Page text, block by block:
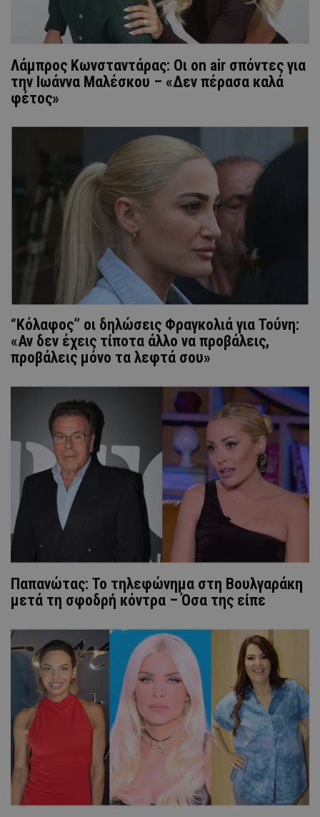
Λάμπρος Κωνσταντάρας: Οι on air σπόντες για
την Ιωάννα Μαλέσκου – «Δεν πέρασα καλά
φέτος»
“Κόλαφος” οι δηλώσεις Φραγκολιά για Τούνη:
«Αν δεν έχεις τίποτα άλλο να προβάλεις,
προβάλεις μόνο τα λεφτά σου»
Παπανώτας: Το τηλεφώνημα στη Βουλγαράκη
μετά τη σφοδρή κόντρα – Όσα της είπε